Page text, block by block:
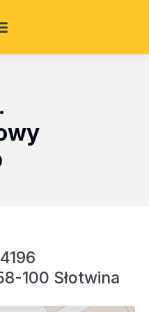
100 Słotwina